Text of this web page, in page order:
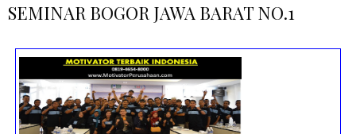
SEMINAR BOGOR JAWA BARAT NO.1